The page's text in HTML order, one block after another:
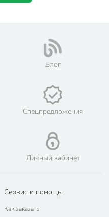
Блог
Спецпредложения
Личный кабинет
Сервис и помощь
Как заказать